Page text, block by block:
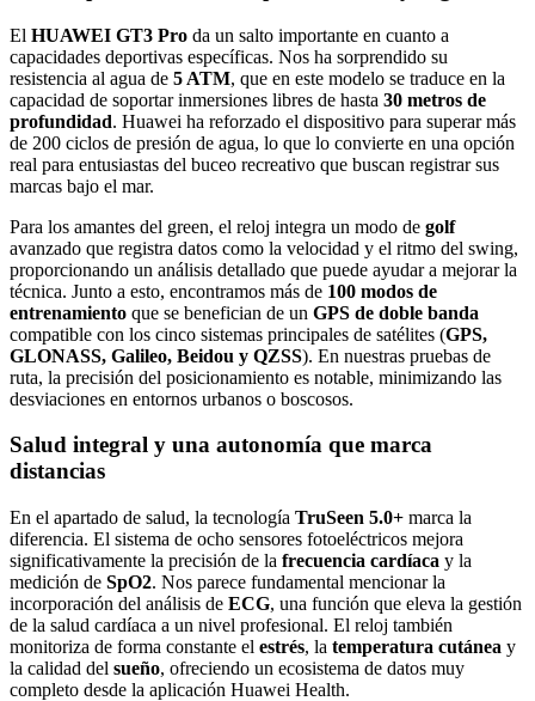
El HUAWEI GT3 Pro da un salto importante en cuanto a
capacidades deportivas específicas. Nos ha sorprendido su
resistencia al agua de 5 ATM, que en este modelo se traduce en la
capacidad de soportar inmersiones libres de hasta 30 metros de
profundidad. Huawei ha reforzado el dispositivo para superar más
de 200 ciclos de presión de agua, lo que lo convierte en una opción
real para entusiastas del buceo recreativo que buscan registrar sus
marcas bajo el mar.
Para los amantes del green, el reloj integra un modo de golf
avanzado que registra datos como la velocidad y el ritmo del swing,
proporcionando un análisis detallado que puede ayudar a mejorar la
técnica. Junto a esto, encontramos más de 100 modos de
entrenamiento que se benefician de un GPS de doble banda
compatible con los cinco sistemas principales de satélites (GPS,
GLONASS, Galileo, Beidou y QZSS). En nuestras pruebas de
ruta, la precisión del posicionamiento es notable, minimizando las
desviaciones en entornos urbanos o boscosos.
Salud integral y una autonomía que marca
distancias
En el apartado de salud, la tecnología TruSeen 5.0+ marca la
diferencia. El sistema de ocho sensores fotoeléctricos mejora
significativamente la precisión de la frecuencia cardíaca y la
medición de SpO2. Nos parece fundamental mencionar la
incorporación del análisis de ECG, una función que eleva la gestión
de la salud cardíaca a un nivel profesional. El reloj también
monitoriza de forma constante el estrés, la temperatura cutánea y
la calidad del sueño, ofreciendo un ecosistema de datos muy
completo desde la aplicación Huawei Health.